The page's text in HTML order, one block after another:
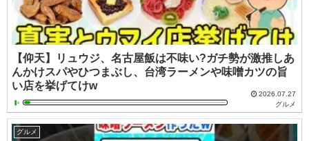
【仰天】リュウジ、名古屋飯は不味い?ガチ勢が激推しあ
んかけスパやひつまぶし、台湾ラーメンや味噌カツの旨
い店を挙げてけw
2026.07.27
グルメ
グルメ